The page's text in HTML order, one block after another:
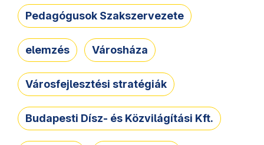
Pedagógusok Szakszervezete
elemzés Városháza
Városfejlesztési stratégiák
Budapesti Dísz- és Közvilágítási Kft.